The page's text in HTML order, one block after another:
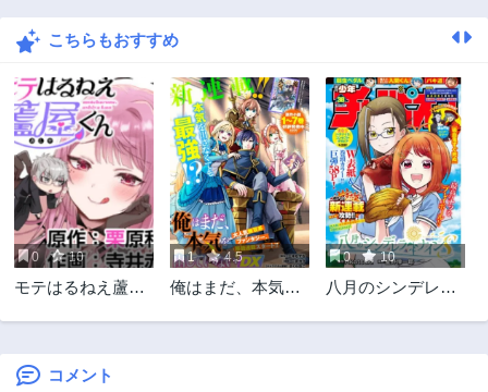
第38話
第36話
1年前
第35話
1年前
第34話
1年前
第33話
2年前
第32話
2年前
第31.5話
2年前
第31話
2年前
第30話
2年前
第29話 第28話
第27話
こちらもおすすめ
0 10
モテはるねえ蘆屋
1 4.5
俺はまだ、本気を
0 10
八月のシンデレラ
コメント